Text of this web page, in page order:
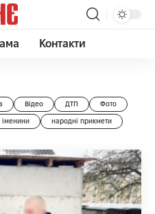
Контакти
Відео ДТП Фото
іменини народні прикмети